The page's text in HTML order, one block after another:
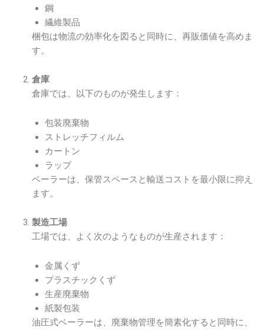
鋼
繊維製品
梱包は物流の効率化を図ると同時に、再販価値を高めま
す。
倉庫
倉庫では、以下のものが発生します：
包装廃棄物
ストレッチフィルム
カートン
ラップ
ベーラーは、保管スペースと輸送コストを最小限に抑え
ます。
製造工場
工場では、よく次のようなものが生産されます：
金属くず
プラスチックくず
生産廃棄物
紙製包装
油圧式ベーラーは、廃棄物管理を簡素化すると同時に、